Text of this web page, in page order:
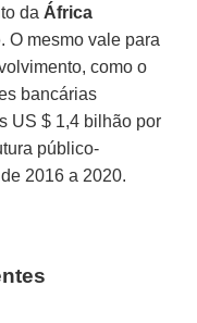
da África
. O mesmo vale para
como o
bancárias
US $ 1,4 bilhão por
público-
de 2016 a 2020.